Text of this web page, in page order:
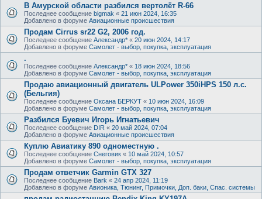
В Амурской области разбился вертолёт R-66
Последнее сообщение bigmak « 21 июн 2024, 16:35
Добавлено в форуме Авиационные происшествия
Продам Cirrus sr22 G2, 2006 год.
Последнее сообщение Александр* « 20 июн 2024, 14:17
Добавлено в форуме Самолет - выбор, покупка, эксплуатация
.
Последнее сообщение Александр* « 18 июн 2024, 18:56
Добавлено в форуме Самолет - выбор, покупка, эксплуатация
Продаю авиационный двигатель ULPower 350iHPS 150 л.с.
(Бельгия)
Последнее сообщение Оксана БЕРКУТ « 10 июн 2024, 16:09
Добавлено в форуме Самолет - выбор, покупка, эксплуатация
Разбился Буевич Игорь Игнатьевич
Последнее сообщение DIR « 20 май 2024, 07:04
Добавлено в форуме Авиационные происшествия
Куплю Авиатику 890 одноместную .
Последнее сообщение Снеговик « 10 май 2024, 10:57
Добавлено в форуме Самолет - выбор, покупка, эксплуатация
Продам ответчик Garmin GTX 327
Последнее сообщение Bark « 24 апр 2024, 11:19
Добавлено в форуме Авионика, Тюнинг, Примочки, Доп. баки, Спас. системы